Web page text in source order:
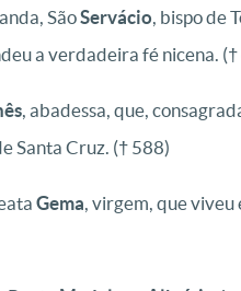
SãoServácio, bispo de
a verdadeira fé nicena.
, abadessa, que,
Santa Cruz. († 588)
Gema, virgem, que viveu